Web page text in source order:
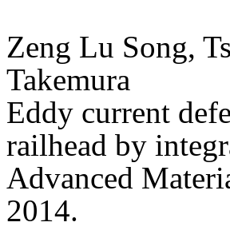
Zeng Lu Song,
Takemura
Eddy current
railhead by
Advanced
2014.